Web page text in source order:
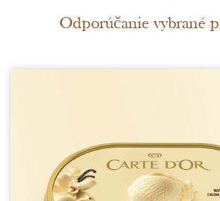
Odporúčanie vybrané